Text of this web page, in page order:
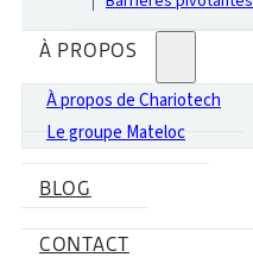
À PROPOS
À propos de Chariotech
Le groupe Mateloc
BLOG
CONTACT